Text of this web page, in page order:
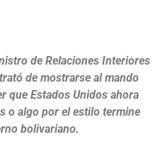
de Relaciones Interiores
de mostrarse al mando
que Estados Unidos ahora
o algo por el estilo termine
bolivariano.